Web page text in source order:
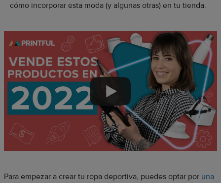
cómo incorporar esta moda (y algunas otras) en tu tienda.
Para empezar a crear tu ropa deportiva, puedes optar por una